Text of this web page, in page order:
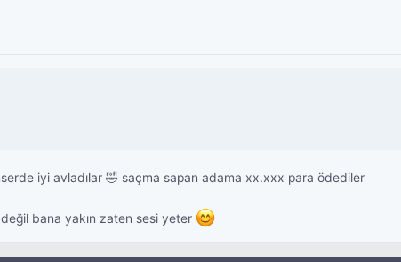
iyi avladılar 🤣 saçma sapan adama xx.xxx para ödediler
değil bana yakın zaten sesi yeter